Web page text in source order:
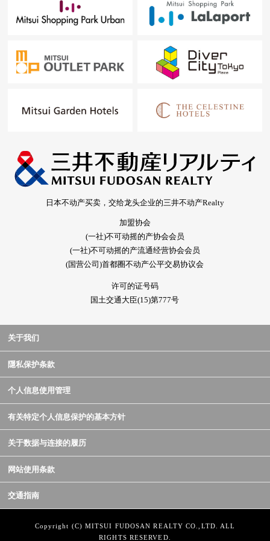
日本不动产买卖，交给龙头企业的三井不动产Realty
加盟协会
(一社)不可动摇的产协会会员
(一社)不可动摇的产流通经营协会会员
(国营公司)首都圈不动产公平交易协议会
许可的证号码
国土交通大臣(15)第777号
关于我们
隱私保护条款
个人信息使用管理
有关特定个人信息保护的基本方针
关于数据与连接的履历
网站使用条款
交通指南
Copyright (C) MITSUI FUDOSAN REALTY CO.,LTD. ALL
RIGHTS RESERVED.